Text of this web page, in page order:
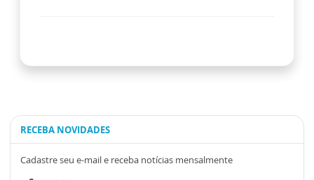
RECEBA NOVIDADES
Cadastre seu e-mail e receba notícias mensalmente